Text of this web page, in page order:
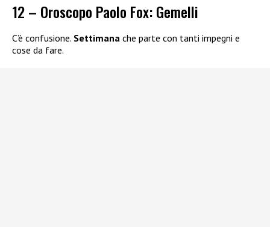
12 – Oroscopo Paolo Fox: Gemelli
C’è confusione. Settimana che parte con tanti impegni e
cose da fare.